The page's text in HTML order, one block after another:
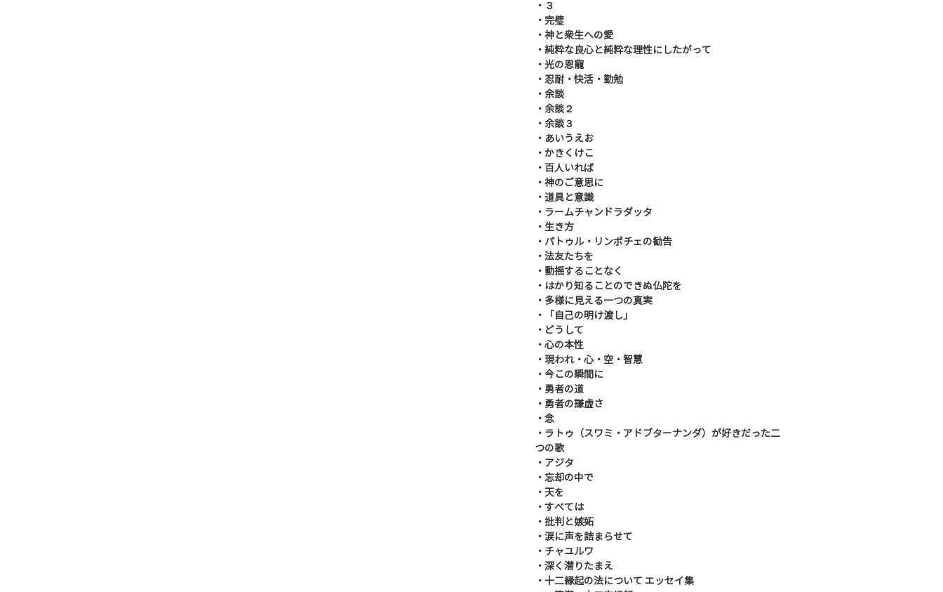
・３
・完璧
・神と衆生への愛
・純粋な良心と純粋な理性にしたがって
・光の恩寵
・忍耐・快活・勤勉
・余談
・余談２
・余談３
・あいうえお
・かきくけこ
・百人いれば
・神のご意思に
・道具と意識
・ラームチャンドラダッタ
・生き方
・パトゥル・リンポチェの勧告
・法友たちを
・動揺することなく
・はかり知ることのできぬ仏陀を
・多様に見える一つの真実
・「自己の明け渡し」
・どうして
・心の本性
・現われ・心・空・智慧
・今この瞬間に
・勇者の道
・勇者の謙虚さ
・念
・ラトゥ（スワミ・アドブターナンダ）が好きだった二
つの歌
・アジタ
・忘却の中で
・天を
・すべては
・批判と嫉妬
・涙に声を詰まらせて
・チャユルワ
・深く潜りたまえ
・十二縁起の法について エッセイ集